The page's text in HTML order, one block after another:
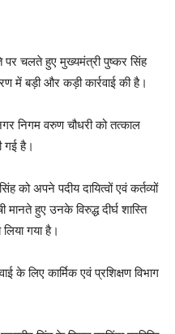
पर चलते हुए मुख्यमंत्री पुष्कर सिंह
में बड़ी और कड़ी कार्रवाई की है।
निगम वरुण चौधरी को तत्काल
गई है।
को अपने पदीय दायित्वों एवं कर्तव्यों
मानते हुए उनके विरुद्ध दीर्घ शास्ति
गया है।
के लिए कार्मिक एवं प्रशिक्षण विभाग